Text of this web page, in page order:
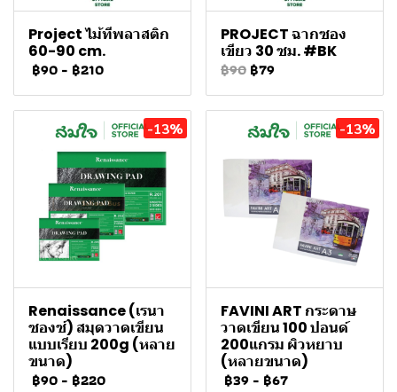
Project ไม้ทีพลาสติก
60-90 cm.
฿90 - ฿210
PROJECT ฉากซอง
เขียว 30 ซม. #BK
฿90 ฿79
-13%
Renaissance (เรนา
ซองซ์) สมุดวาดเขียน
แบบเรียบ 200g (หลาย
ขนาด)
฿90 - ฿220
-13%
FAVINI ART กระดาษ
วาดเขียน 100 ปอนด์
200แกรม ผิวหยาบ
(หลายขนาด)
฿39 - ฿67